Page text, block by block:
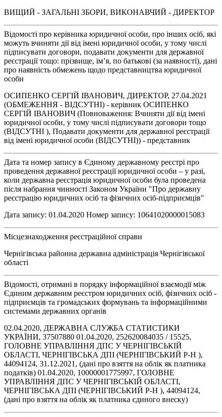
ВИЩИЙ - ЗАГАЛЬНІ ЗБОРИ, ВИКОНАВЧИЙ - ДИРЕКТОР
Відомості про керівника юридичної особи, про інших осіб, які
можуть вчиняти дії від імені юридичної особи, у тому числі
підписувати договори, подавати документи для державної
реєстрації тощо: прізвище, ім’я, по батькові (за наявності), дані
про наявність обмежень щодо представництва юридичної
особи
ОСИПЕНКО СЕРГІЙ ІВАНОВИЧ, ДИРЕКТОР, 27.04.2021
(ОБМЕЖЕННЯ - ВІДСУТНІ) - керівник ОСИПЕНКО
СЕРГІЙ ІВАНОВИЧ (Повноваження: Вчиняти дії від імені
юридичної особи, у тому числі підписувати договори тощо
(ВІДСУТНІ ), Подавати документи для державної реєстрації
від імені юридичної особи (ВІДСУТНІ)) - представник
Дата та номер запису в Єдиному державному реєстрі про
проведення державної реєстрації юридичної особи – у разі,
коли державна реєстрація юридичної особи була проведена
після набрання чинності Законом України "Про державну
реєстрацію юридичних осіб та фізичних осіб-підприємців"
Дата запису: 01.04.2020 Номер запису: 10641020000015083
Місцезнаходження реєстраційної справи
Чернігівська районна державна адміністрація Чернігівської
області
Відомості, отримані в порядку інформаційної взаємодії між
Єдиним державним реєстром юридичних осіб, фізичних осіб -
підприємців та громадських формувань та інформаційними
системами державних органів
02.04.2020, ДЕРЖАВНА СЛУЖБА СТАТИСТИКИ
УКРАЇНИ, 37507880 01.04.2020, 252620084035 / 15525,
ГОЛОВНЕ УПРАВЛІННЯ ДПС У ЧЕРНІГІВСЬКІЙ
ОБЛАСТІ, ЧЕРНІГІВСЬКА ДПІ (ЧЕРНІГІВСЬКИЙ Р-Н ),
44094124, 31.12.2021, (дані про взяття на облік як платника
податків) 01.04.2020, 10000001775997, ГОЛОВНЕ
УПРАВЛІННЯ ДПС У ЧЕРНІГІВСЬКІЙ ОБЛАСТІ,
ЧЕРНІГІВСЬКА ДПІ (ЧЕРНІГІВСЬКИЙ Р-Н ), 44094124,
(дані про взяття на облік як платника єдиного внеску)